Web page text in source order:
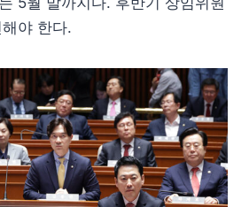
야 한다.